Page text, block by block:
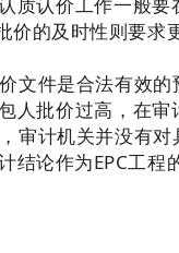
的及时性则要求
文件是合法有效的
人批价过高，在
审计机关并没有对
论作为EPC工程